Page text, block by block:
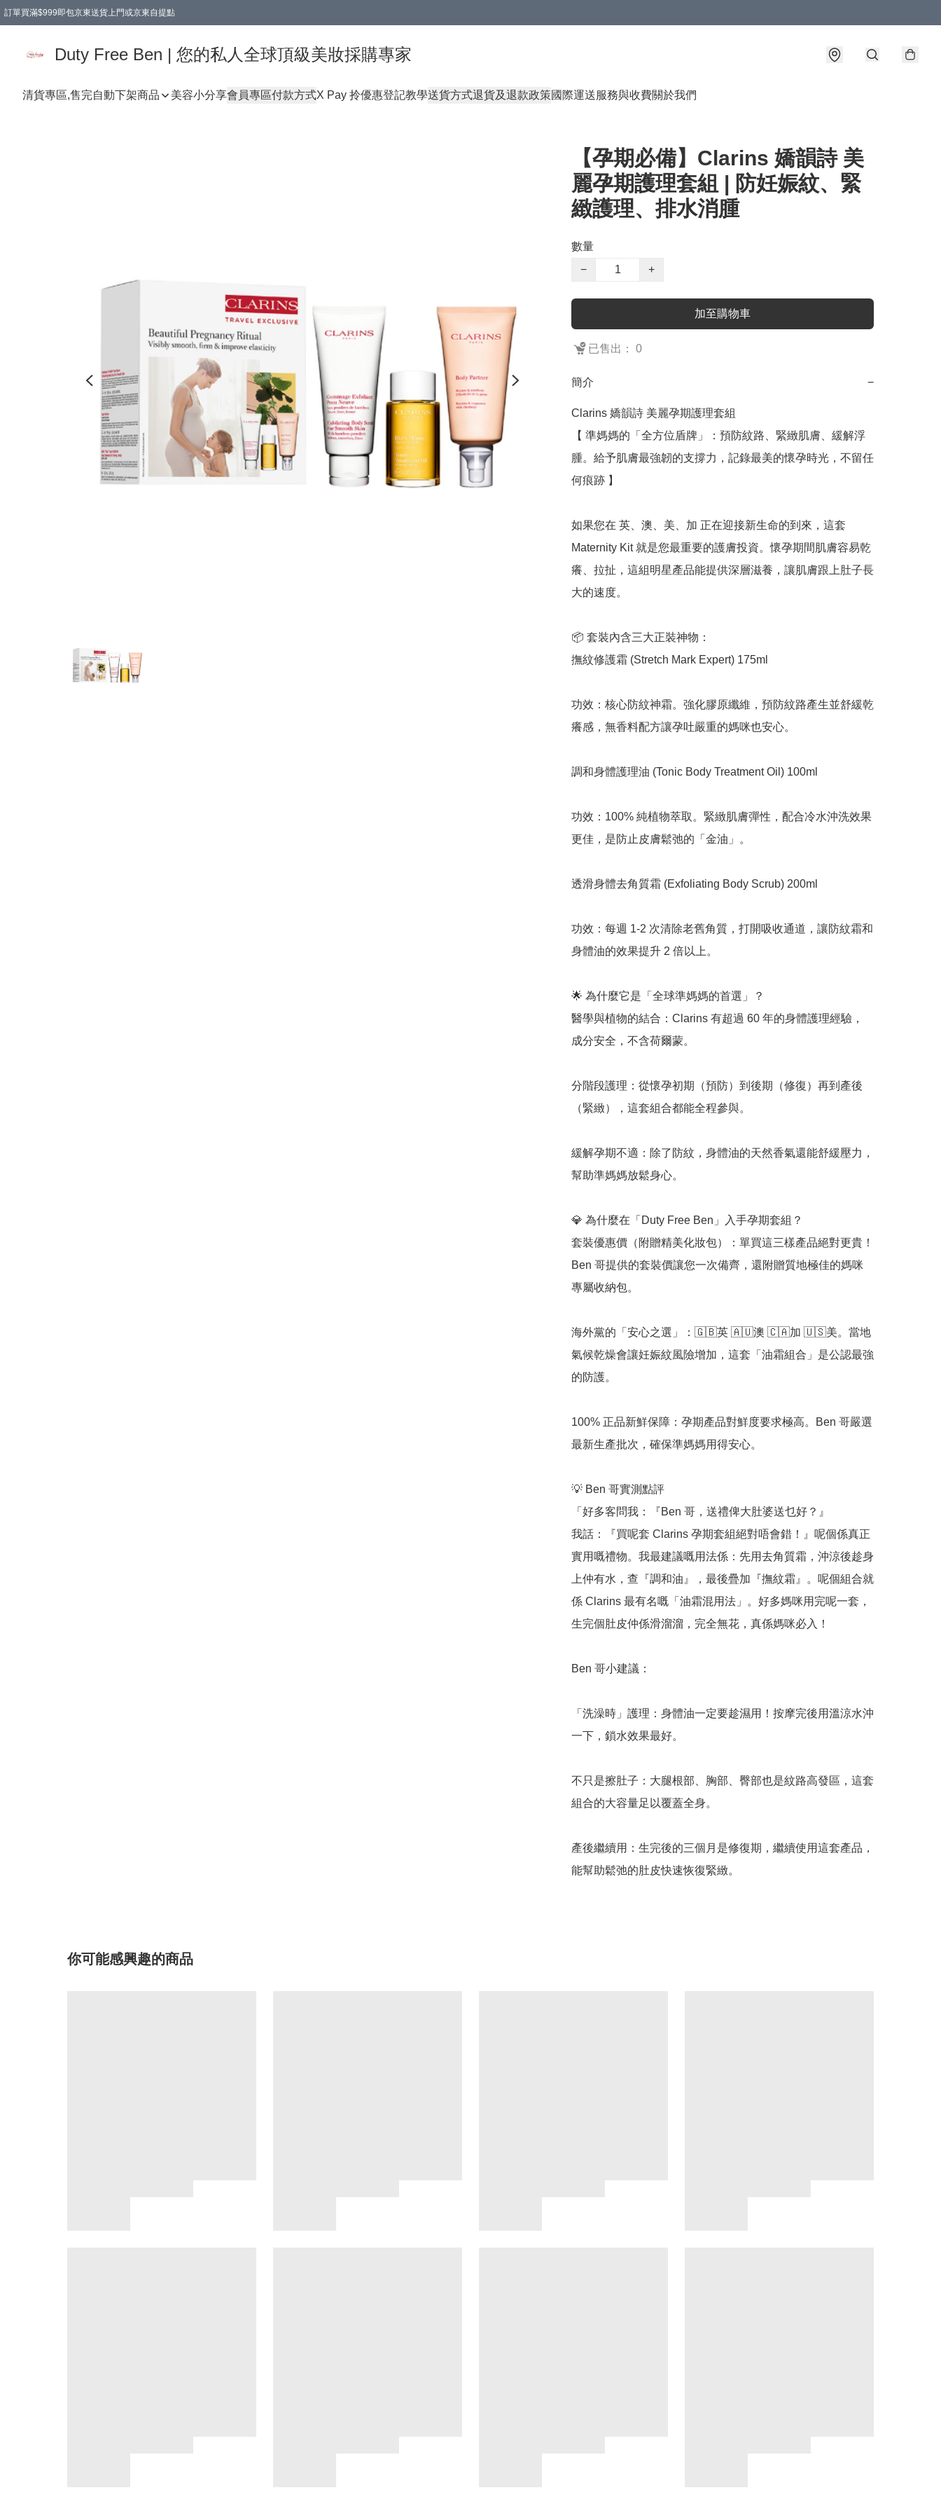
訂單買滿$999即包京東送貨上門或京東自提點
Duty Free Ben | 您的私人全球頂級美妝採購專家
清貨專區,售完自動下架商品 美容小分享會員專區付款方式X Pay 拎優惠登記教學送貨方式退貨及退款政策國際運送服務與收費關於我們
【孕期必備】Clarins 嬌韻詩 美
麗孕期護理套組 | 防妊娠紋、緊
緻護理、排水消腫
數量
−
+
加至購物車
已售出： 0
簡介 −
Clarins 嬌韻詩 美麗孕期護理套組
【 準媽媽的「全方位盾牌」：預防紋路、緊緻肌膚、緩解浮
腫。給予肌膚最強韌的支撐力，記錄最美的懷孕時光，不留任
何痕跡 】
如果您在 英、澳、美、加 正在迎接新生命的到來，這套
Maternity Kit 就是您最重要的護膚投資。懷孕期間肌膚容易乾
癢、拉扯，這組明星產品能提供深層滋養，讓肌膚跟上肚子長
大的速度。
📦 套裝內含三大正裝神物：
撫紋修護霜 (Stretch Mark Expert) 175ml
功效：核心防紋神霜。強化膠原纖維，預防紋路產生並舒緩乾
癢感，無香料配方讓孕吐嚴重的媽咪也安心。
調和身體護理油 (Tonic Body Treatment Oil) 100ml
功效：100% 純植物萃取。緊緻肌膚彈性，配合冷水沖洗效果
更佳，是防止皮膚鬆弛的「金油」。
透滑身體去角質霜 (Exfoliating Body Scrub) 200ml
功效：每週 1-2 次清除老舊角質，打開吸收通道，讓防紋霜和
身體油的效果提升 2 倍以上。
🌟 為什麼它是「全球準媽媽的首選」？
醫學與植物的結合：Clarins 有超過 60 年的身體護理經驗，
成分安全，不含荷爾蒙。
分階段護理：從懷孕初期（預防）到後期（修復）再到產後
（緊緻），這套組合都能全程參與。
緩解孕期不適：除了防紋，身體油的天然香氣還能舒緩壓力，
幫助準媽媽放鬆身心。
💎 為什麼在「Duty Free Ben」入手孕期套組？
套裝優惠價（附贈精美化妝包）：單買這三樣產品絕對更貴！
Ben 哥提供的套裝價讓您一次備齊，還附贈質地極佳的媽咪
專屬收納包。
海外黨的「安心之選」：🇬🇧英 🇦🇺澳 🇨🇦加 🇺🇸美。當地
氣候乾燥會讓妊娠紋風險增加，這套「油霜組合」是公認最強
的防護。
100% 正品新鮮保障：孕期產品對鮮度要求極高。Ben 哥嚴選
最新生產批次，確保準媽媽用得安心。
💡 Ben 哥實測點評
「好多客問我：『Ben 哥，送禮俾大肚婆送乜好？』
我話：『買呢套 Clarins 孕期套組絕對唔會錯！』呢個係真正
實用嘅禮物。我最建議嘅用法係：先用去角質霜，沖涼後趁身
上仲有水，查『調和油』，最後疊加『撫紋霜』。呢個組合就
係 Clarins 最有名嘅「油霜混用法」。好多媽咪用完呢一套，
生完個肚皮仲係滑溜溜，完全無花，真係媽咪必入！
Ben 哥小建議：
「洗澡時」護理：身體油一定要趁濕用！按摩完後用溫涼水沖
一下，鎖水效果最好。
不只是擦肚子：大腿根部、胸部、臀部也是紋路高發區，這套
組合的大容量足以覆蓋全身。
產後繼續用：生完後的三個月是修復期，繼續使用這套產品，
能幫助鬆弛的肚皮快速恢復緊緻。
你可能感興趣的商品